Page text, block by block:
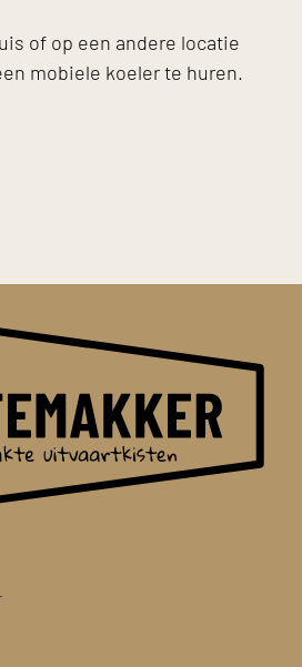
of op een andere locatie
mobiele koeler te huren.